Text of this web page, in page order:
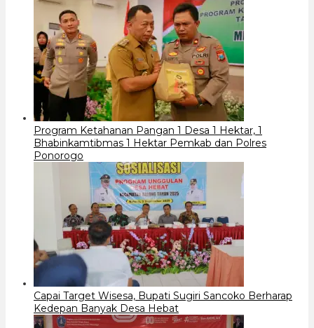
Program Ketahanan Pangan 1 Desa 1 Hektar, 1
Bhabinkamtibmas 1 Hektar Pemkab dan Polres
Ponorogo
Capai Target Wisesa, Bupati Sugiri Sancoko Berharap
Kedepan Banyak Desa Hebat